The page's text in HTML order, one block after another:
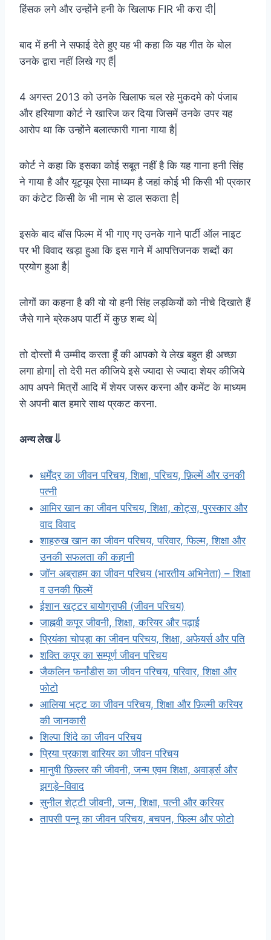
हिंसक लगे और उन्होंने हनी के खिलाफ FIR भी करा दी|
बाद में हनी ने सफाई देते हुए यह भी कहा कि यह गीत के बोल
उनके द्वारा नहीं लिखे गए हैं|
4 अगस्त 2013 को उनके खिलाफ चल रहे मुकदमे को पंजाब
और हरियाणा कोर्ट ने खारिज कर दिया जिसमें उनके उपर यह
आरोप था कि उन्होंने बलात्कारी गाना गाया है|
कोर्ट ने कहा कि इसका कोई सबूत नहीं है कि यह गाना हनी सिंह
ने गाया है और यूट्यूब ऐसा माध्यम है जहां कोई भी किसी भी प्रकार
का कंटेट किसी के भी नाम से डाल सकता है|
इसके बाद बॉस फिल्म में भी गाए गए उनके गाने पार्टी ऑल नाइट
पर भी विवाद खड़ा हुआ कि इस गाने में आपत्तिजनक शब्दों का
प्रयोग हुआ है|
लोगों का कहना है की यो यो हनी सिंह लड़कियों को नीचे दिखाते हैं
जैसे गाने ब्रेकअप पार्टी में कुछ शब्द थे|
तो दोस्तों मै उम्मीद करता हूँ की आपको ये लेख बहुत ही अच्छा
लगा होगा| तो देरी मत कीजिये इसे ज्यादा से ज्यादा शेयर कीजिये
आप अपने मित्रों आदि में शेयर जरूर करना और कमेंट के माध्यम
से अपनी बात हमारे साथ प्रकट करना.
अन्य लेख ⇓
धर्मेंद्र का जीवन परिचय, शिक्षा, परिचय, फ़िल्में और उनकी
पत्नी
आमिर खान का जीवन परिचय, शिक्षा, कोट्स, पुरस्कार और
वाद विवाद
शाहरुख खान का जीवन परिचय, परिवार, फिल्म, शिक्षा और
उनकी सफलता की कहानी
जॉन अब्राहम का जीवन परिचय (भारतीय अभिनेता) – शिक्षा
व उनकी फ़िल्में
ईशान खट्टर बायोग्राफी (जीवन परिचय)
जाह्नवी कपूर जीवनी, शिक्षा, करियर और पढ़ाई
प्रियंका चोपड़ा का जीवन परिचय, शिक्षा, अफेयर्स और पति
शक्ति कपूर का सम्पूर्ण जीवन परिचय
जैकलिन फर्नांडीस का जीवन परिचय, परिवार, शिक्षा और
फोटो
आलिया भट्ट का जीवन परिचय, शिक्षा और फ़िल्मी करियर
की जानकारी
शिल्पा शिंदे का जीवन परिचय
प्रिया प्रकाश वारियर का जीवन परिचय
मानुषी छिल्लर की जीवनी, जन्म एवम शिक्षा, अवार्ड्स और
झगड़े–विवाद
सुनील शेट्टी जीवनी, जन्म, शिक्षा, पत्नी और करियर
तापसी पन्नू का जीवन परिचय, बचपन, फिल्म और फोटो